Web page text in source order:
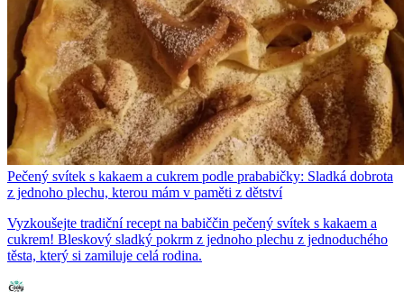
Pečený svítek s kakaem a cukrem podle prababičky: Sladká dobrota
z jednoho plechu, kterou mám v paměti z dětství
Vyzkoušejte tradiční recept na babiččin pečený svítek s kakaem a
cukrem! Bleskový sladký pokrm z jednoho plechu z jednoduchého
těsta, který si zamiluje celá rodina.